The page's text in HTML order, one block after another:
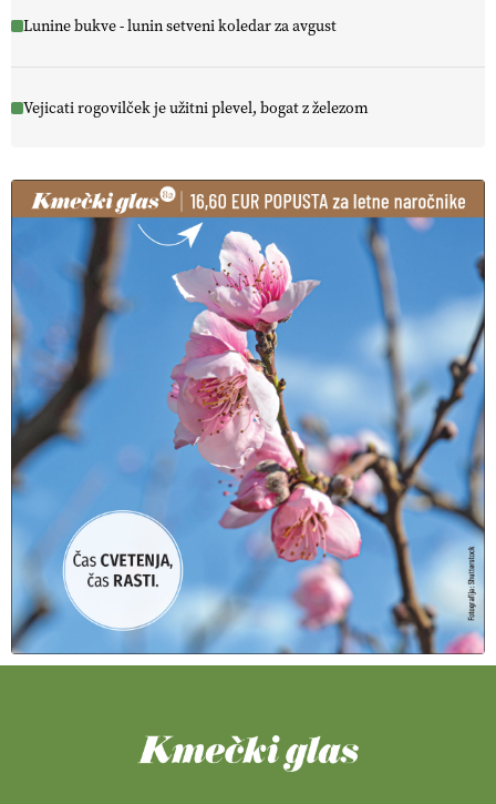
Lunine bukve - lunin setveni koledar za avgust
Vejicati rogovilček je užitni plevel, bogat z železom